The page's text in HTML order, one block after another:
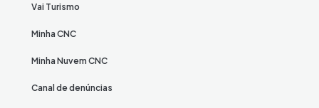
Vai Turismo
Minha CNC
Minha Nuvem CNC
Canal de denúncias